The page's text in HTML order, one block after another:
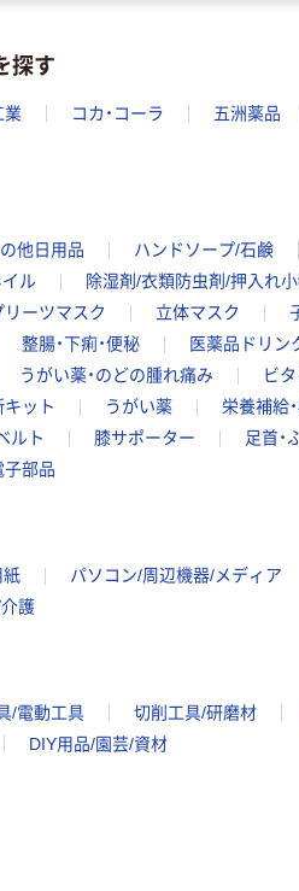
探す
業 コカ・コーラ 五洲薬品
他日用品 ハンドソープ/石鹸
イル 除湿剤/衣類防虫剤/押入れ
リーツマスク 立体マスク
整腸・下痢・便秘 医薬品ドリン
うがい薬・のどの腫れ痛み ビタ
ット うがい薬 栄養補給
ルト 膝サポーター 足首・
子部品
紙 パソコン/周辺機器/メディア
護
/電動工具 切削工具/研磨材
DIY用品/園芸/資材